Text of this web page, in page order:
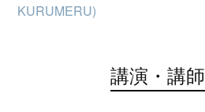
KURUMERU)
講演・講